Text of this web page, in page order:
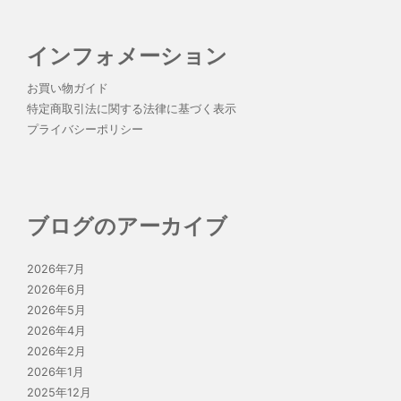
インフォメーション
お買い物ガイド
特定商取引法に関する法律に基づく表示
プライバシーポリシー
ブログのアーカイブ
2026年7月
2026年6月
2026年5月
2026年4月
2026年2月
2026年1月
2025年12月